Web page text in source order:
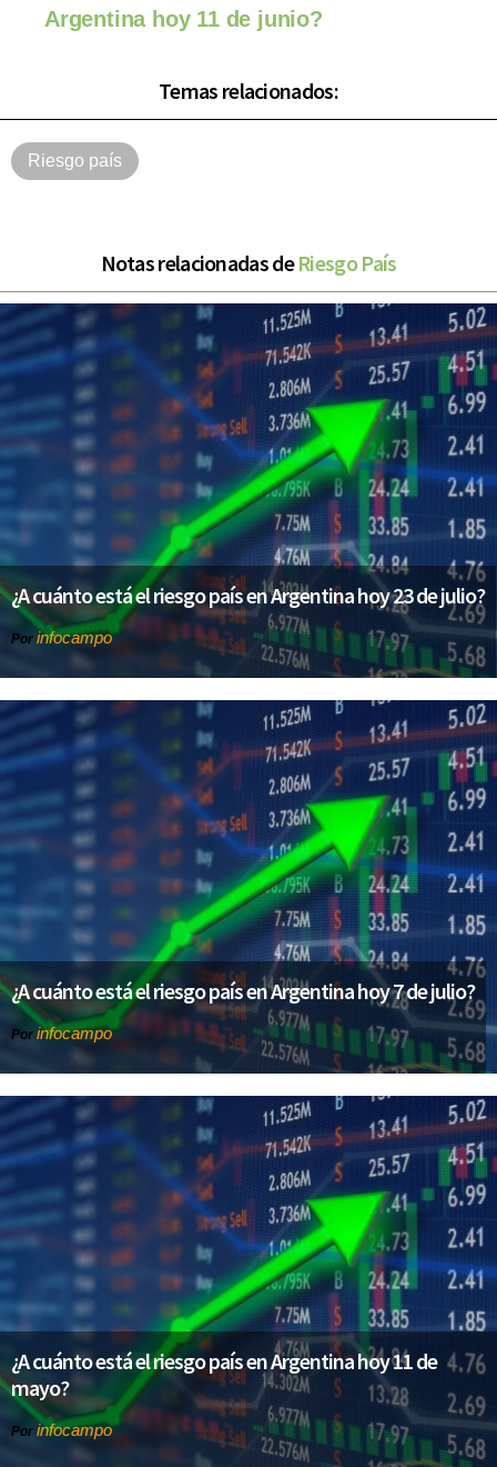
Argentina hoy 11 de junio?
Temas relacionados:
Riesgo país
Notas relacionadas deRiesgo País
¿A cuánto está el riesgo país en Argentina hoy 23 de julio?
Por infocampo
¿A cuánto está el riesgo país en Argentina hoy 7 de julio?
Por infocampo
¿A cuánto está el riesgo país en Argentina hoy 11 de
mayo?
Por infocampo